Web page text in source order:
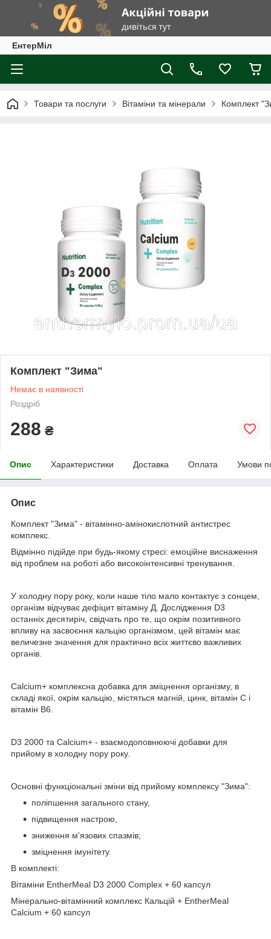
ЕнтерМіл
Товари та послуги Вітаміни та мінерали Комплект
Комплект "Зима"
Немає в наявності
Роздріб
288 ₴
Опис Характеристики Доставка Оплата Умови
Опис
Комплект "Зима" - вітамінно-амінокислотний антистрес
комплекс.
Відмінно підійде при будь-якому стресі: емоційне виснаження
від проблем на роботі або високоінтенсивні тренування.
У холодну пору року, коли наше тіло мало контактує з сонцем,
організм відчуває дефіцит вітаміну Д. Дослідження D3
останніх десятиріч, свідчать про те, що окрім позитивного
впливу на засвоєння кальцію організмом, цей вітамін має
величезне значення для практично всіх життєво важливих
органів.
Calcium+ комплексна добавка для зміцнення організму, в
складі якої, окрім кальцію, містяться магній, цинк, вітамін С і
вітамін В6.
D3 2000 та Calcium+ - взаємодоповнюючі добавки для
прийому в холодну пору року.
Основні функціональні зміни від прийому комплексу "Зима":
поліпшення загального стану,
підвищення настрою,
зниження м'язових спазмів;
зміцнення імунітету.
В комплекті:
Вітаміни EntherMeal D3 2000 Complex + 60 капсул
Мінерально-вітамінний комплекс Кальцій + EntherMeal
Calcium + 60 капсул